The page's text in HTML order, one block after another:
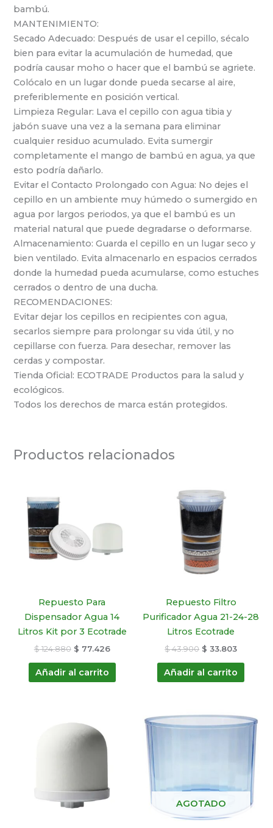
bambú.
MANTENIMIENTO:
Secado Adecuado: Después de usar el cepillo, sécalo
bien para evitar la acumulación de humedad, que
podría causar moho o hacer que el bambú se agriete.
Colócalo en un lugar donde pueda secarse al aire,
preferiblemente en posición vertical.
Limpieza Regular: Lava el cepillo con agua tibia y
jabón suave una vez a la semana para eliminar
cualquier residuo acumulado. Evita sumergir
completamente el mango de bambú en agua, ya que
esto podría dañarlo.
Evitar el Contacto Prolongado con Agua: No dejes el
cepillo en un ambiente muy húmedo o sumergido en
agua por largos periodos, ya que el bambú es un
material natural que puede degradarse o deformarse.
Almacenamiento: Guarda el cepillo en un lugar seco y
bien ventilado. Evita almacenarlo en espacios cerrados
donde la humedad pueda acumularse, como estuches
cerrados o dentro de una ducha.
RECOMENDACIONES:
Evitar dejar los cepillos en recipientes con agua,
secarlos siempre para prolongar su vida útil, y no
cepillarse con fuerza. Para desechar, remover las
cerdas y compostar.
Tienda Oficial: ECOTRADE Productos para la salud y
ecológicos.
Todos los derechos de marca están protegidos.
Productos relacionados
Repuesto Para
Dispensador Agua 14
Litros Kit por 3 Ecotrade
$124.880 $ 77.426
Añadir al carrito
Repuesto Filtro
Purificador Agua 21-24-28
Litros Ecotrade
$43.900
original
era:
$ 43.900.
$ 33.803
Añadir al carrito
precio
original
$ 37.990.$ 27.353.
AGOTADO
El
precio
El
precio
actual
$ 30.813.